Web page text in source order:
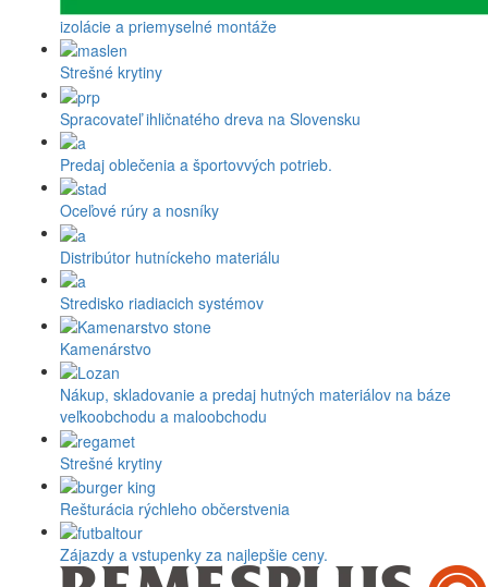
izolácie a priemyselné montáže
Strešné krytiny
Spracovateľ ihličnatého dreva na Slovensku
Predaj oblečenia a športovvých potrieb.
Oceľové rúry a nosníky
Distribútor hutníckeho materiálu
Stredisko riadiacich systémov
Kamenárstvo
Nákup, skladovanie a predaj hutných materiálov na báze
veľkoobchodu a maloobchodu
Strešné krytiny
Rešturácia rýchleho občerstvenia
Zájazdy a vstupenky za najlepšie ceny.